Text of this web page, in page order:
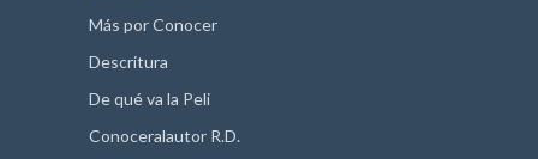
Más por Conocer
Descritura
De qué va la Peli
Conoceralautor R.D.